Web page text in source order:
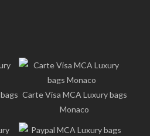
Carte Visa MCA Luxury bags
Monaco